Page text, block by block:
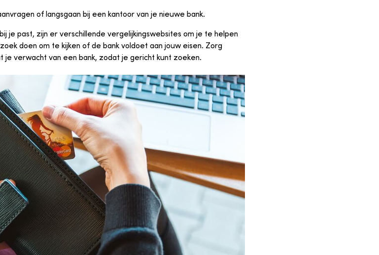
of langsgaan bij een kantoor van je nieuwe bank.
je past, zijn er verschillende vergelijkingswebsites om je te helpen
doen om te kijken of de bank voldoet aan jouw eisen. Zorg
verwacht van een bank, zodat je gericht kunt zoeken.